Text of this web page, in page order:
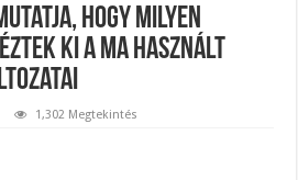
hogy milyen
ki a ma használt
1,302 Megtekintés